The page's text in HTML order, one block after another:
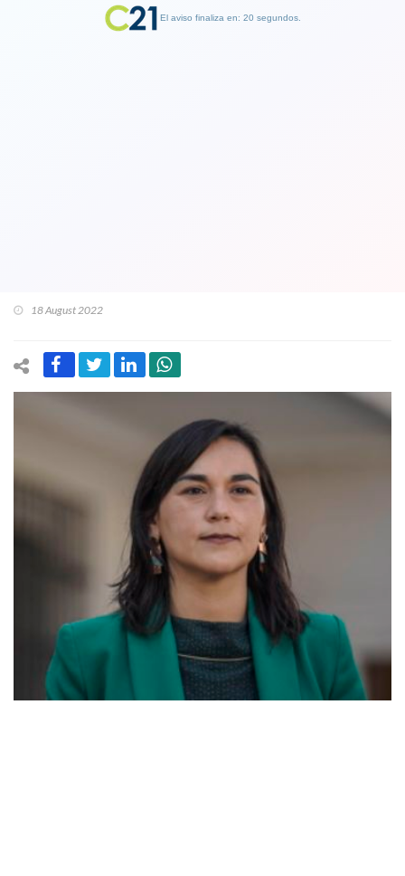
18 August 2022
El aviso finaliza en: 19 segundos.